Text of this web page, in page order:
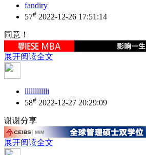
fandiry
57# 2022-12-26 17:51:14
同意！
展开阅读全文
llllllllllli
58# 2022-12-27 20:29:09
谢谢分享
展开阅读全文